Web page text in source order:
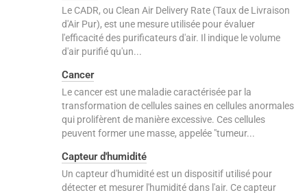
Le CADR, ou Clean Air Delivery Rate (Taux de Livraison
d'Air Pur), est une mesure utilisée pour évaluer
l'efficacité des purificateurs d'air. Il indique le volume
d'air purifié qu'un...
Cancer
Le cancer est une maladie caractérisée par la
transformation de cellules saines en cellules anormales
qui prolifèrent de manière excessive. Ces cellules
peuvent former une masse, appelée "tumeur...
Capteur d'humidité
Un capteur d'humidité est un dispositif utilisé pour
détecter et mesurer l'humidité dans l'air. Ce capteur